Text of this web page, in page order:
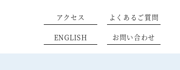
アクセス よくあるご質問
ENGLISH お問い合わせ